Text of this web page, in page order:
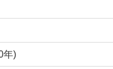
年)